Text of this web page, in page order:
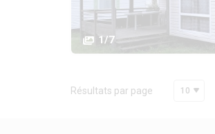
1/7
Résultats par page 10